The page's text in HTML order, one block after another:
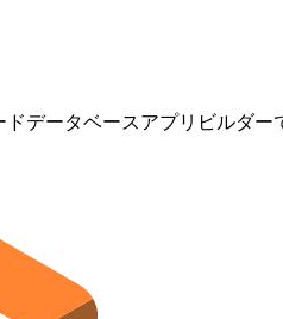
データベースアプリビルダ